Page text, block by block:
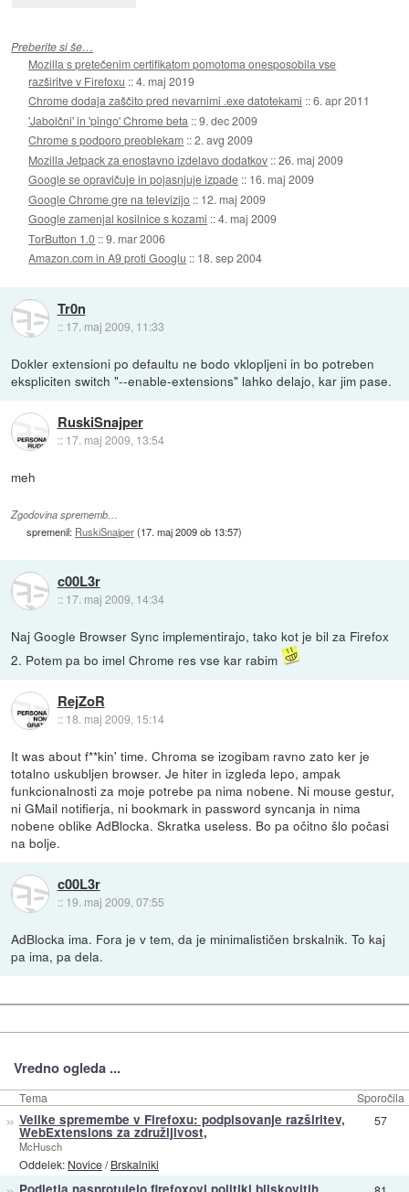
Preberite si še…
Mozilla s pretečenim certifikatom pomotoma onesposobila vse
razširitve v Firefoxu ::4. maj 2019
Chrome dodaja zaščito pred nevarnimi .exe datotekami ::6. apr 2011
'Jabolčni' in 'pingo' Chrome beta ::9. dec 2009
Chrome s podporo preoblekam ::2. avg 2009
Mozilla Jetpack za enostavno izdelavo dodatkov ::26. maj 2009
Google se opravičuje in pojasnjuje izpade :: 16. maj 2009
Google Chrome gre na televizijo :: 12. maj 2009
Google zamenjal kosilnice s kozami ::4. maj 2009
TorButton 1.0 ::9. mar 2006
Amazon.com in A9 proti Googlu :: 18. sep 2004
Tr0n
:: 17. maj 2009, 11:33
Dokler extensioni po defaultu ne bodo vklopljeni in bo potreben
ekspliciten switch "--enable-extensions" lahko delajo, kar jim pase.
RuskiSnajper
:: 17. maj 2009, 13:54
meh
Zgodovina sprememb…
spremenil: RuskiSnajper(17. maj 2009 ob 13:57)
c00L3r
:: 17. maj 2009, 14:34
Naj Google Browser Sync implementirajo, tako kot je bil za Firefox
2. Potem pa bo imel Chrome res vse kar rabim
RejZoR
:: 18. maj 2009, 15:14
It was about f**kin' time. Chroma se izogibam ravno zato ker je
totalno uskubljen browser. Je hiter in izgleda lepo, ampak
funkcionalnosti za moje potrebe pa nima nobene. Ni mouse gestur,
ni GMail notifierja, ni bookmark in password syncanja in nima
nobene oblike AdBlocka. Skratka useless. Bo pa očitno šlo počasi
na bolje.
c00L3r
:: 19. maj 2009, 07:55
AdBlocka ima. Fora je v tem, da je minimalističen brskalnik. To kaj
pa ima, pa dela.
Vredno ogleda ...
Tema Sporočila
» Velike spremembe v Firefoxu: podpisovanje razširitev,
WebExtensions za združljivost,
McHusch
Oddelek: Novice/Brskalniki
57